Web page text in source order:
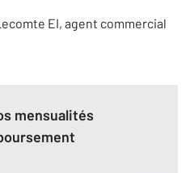
EI, agent commercial
mensualités